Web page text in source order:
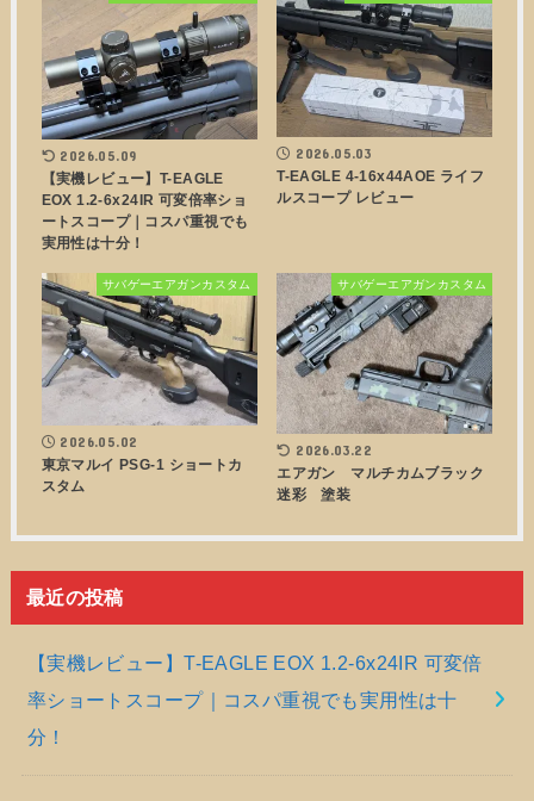
2026.05.09
【実機レビュー】T-EAGLE
EOX 1.2-6x24IR 可変倍率ショ
ートスコープ｜コスパ重視でも
実用性は十分！
2026.05.03
T-EAGLE 4-16x44AOE ライフ
ルスコープ レビュー
サバゲーエアガンカスタム
2026.05.02
東京マルイ PSG-1 ショートカ
スタム
サバゲーエアガンカスタム
2026.03.22
エアガン マルチカムブラック
迷彩 塗装
最近の投稿
【実機レビュー】T-EAGLE EOX 1.2-6x24IR 可変倍
率ショートスコープ｜コスパ重視でも実用性は十
分！